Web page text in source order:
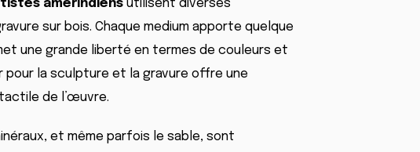
amérindiens utilisent diverses
sur bois. Chaque medium apporte quelque
une grande liberté en termes de couleurs et
pour la sculpture et la gravure offre une
de l’œuvre.
et même parfois le sable, sont